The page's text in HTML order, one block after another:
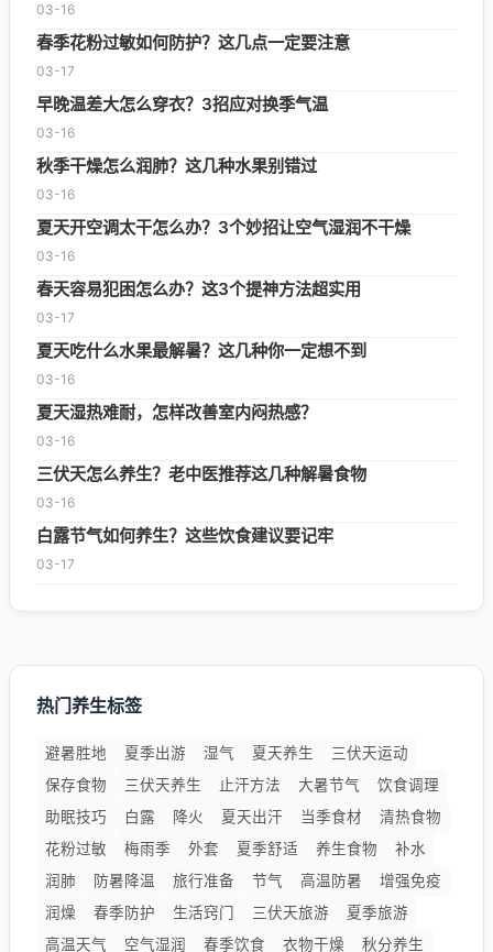
03-16
春季花粉过敏如何防护？这几点一定要注意
03-17
早晚温差大怎么穿衣？3招应对换季气温
03-16
秋季干燥怎么润肺？这几种水果别错过
03-16
夏天开空调太干怎么办？3个妙招让空气湿润不干燥
03-16
春天容易犯困怎么办？这3个提神方法超实用
03-17
夏天吃什么水果最解暑？这几种你一定想不到
03-16
夏天湿热难耐，怎样改善室内闷热感？
03-16
三伏天怎么养生？老中医推荐这几种解暑食物
03-16
白露节气如何养生？这些饮食建议要记牢
03-17
热门养生标签
避暑胜地 夏季出游 湿气 夏天养生
三伏天运动
保存食物
三伏天养生 止汗方法 大暑节气
饮食调理
助眠技巧
白露 降火 夏天出汗 当季食材
清热食物
花粉过敏
梅雨季 外套 夏季舒适 养生食物
补水
润肺
防暑降温 旅行准备 节气 高温防暑
增强免疫
润燥
春季防护 生活窍门 三伏天旅游
夏季旅游
高温天气
空气湿润 春季饮食 衣物干燥 秋分养生